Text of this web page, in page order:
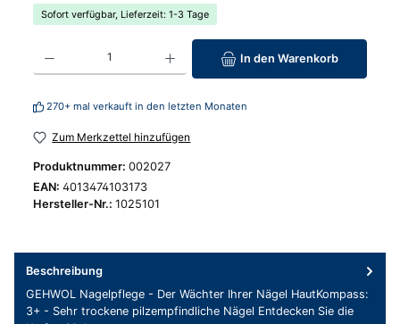
Sofort verfügbar, Lieferzeit: 1-3 Tage
Produkt Anzahl: Gib den gewünschten Wert ein oder benutze die
In den Warenkorb
270+ mal verkauft in den letzten Monaten
Zum Merkzettel hinzufügen
Produktnummer: 002027
EAN: 4013474103173
Hersteller-Nr.: 1025101
Beschreibung
GEHWOL Nagelpflege - Der Wächter Ihrer Nägel HautKompass:
3+ - Sehr trockene pilzempfindliche Nägel Entdecken Sie die